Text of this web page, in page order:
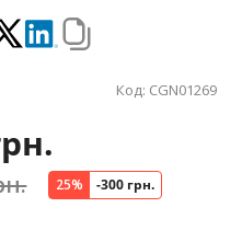
Код: CGN01269
25% -300 грн.